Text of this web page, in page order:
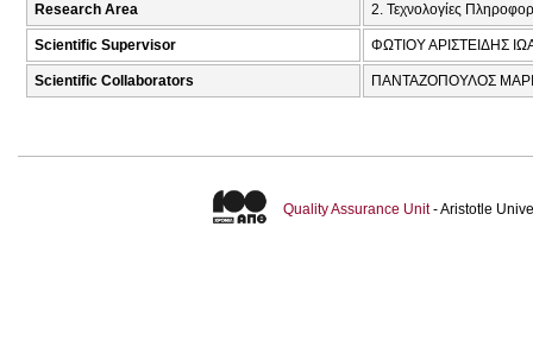
Research Area 2. Τεχνολογίες
Scientific Supervisor ΦΩΤΙΟΥ ΑΡΙΣΤΕΙΔΗΣ
Scientific Collaborators ΠΑΝΤΑΖΟΠΟΥΛΟΣ
Quality Assurance Unit- Aristotle